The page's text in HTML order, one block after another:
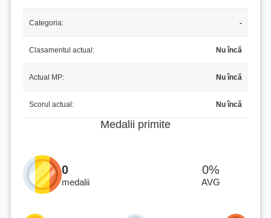
Categoria: -
Clasamentul actual: Nu încă
Actual MP: Nu încă
Scorul actual: Nu încă
Medalii primite
0
medalii
0%
AVG